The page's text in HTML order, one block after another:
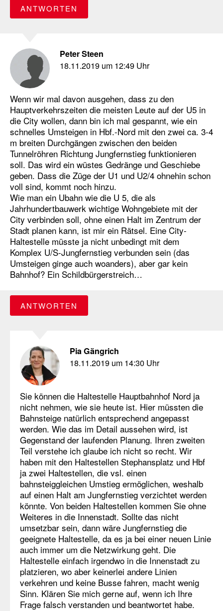
ANTWORTEN
Peter Steen
18.11.2019 um 12:49 Uhr
Wenn wir mal davon ausgehen, dass zu den
Hauptverkehrszeiten die meisten Leute auf der U5 in
die City wollen, dann bin ich mal gespannt, wie ein
schnelles Umsteigen in Hbf.-Nord mit den zwei ca. 3-4
m breiten Durchgängen zwischen den beiden
Tunnelröhren Richtung Jungfernstieg funktionieren
soll. Das wird ein wüstes Gedränge und Geschiebe
geben. Dass die Züge der U1 und U2/4 ohnehin schon
voll sind, kommt noch hinzu.
Wie man ein Ubahn wie die U 5, die als
Jahrhundertbauwerk wichtige Wohngebiete mit der
City verbinden soll, ohne einen Halt im Zentrum der
Stadt planen kann, ist mir ein Rätsel. Eine City-
Haltestelle müsste ja nicht unbedingt mit dem
Komplex U/S-Jungfernstieg verbunden sein (das
Umsteigen ginge auch woanders), aber gar kein
Bahnhof? Ein Schildbürgerstreich…
ANTWORTEN
Pia Gängrich
18.11.2019 um 14:30 Uhr
Sie können die Haltestelle Hauptbahnhof Nord ja
nicht nehmen, wie sie heute ist. Hier müssten die
Bahnsteige natürlich entsprechend angepasst
werden. Wie das im Detail aussehen wird, ist
Gegenstand der laufenden Planung. Ihren zweiten
Teil verstehe ich glaube ich nicht so recht. Wir
haben mit den Haltestellen Stephansplatz und Hbf
ja zwei Haltestellen, die vsl. einen
bahnsteiggleichen Umstieg ermöglichen, weshalb
auf einen Halt am Jungfernstieg verzichtet werden
könnte. Von beiden Haltestellen kommen Sie ohne
Weiteres in die Innenstadt. Sollte das nicht
umsetzbar sein, dann wäre Jungfernstieg die
geeignete Haltestelle, da es ja bei einer neuen Linie
auch immer um die Netzwirkung geht. Die
Haltestelle einfach irgendwo in die Innenstadt zu
platzieren, wo aber keinerlei andere Linien
verkehren und keine Busse fahren, macht wenig
Sinn. Klären Sie mich gerne auf, wenn ich Ihre
Frage falsch verstanden und beantwortet habe.